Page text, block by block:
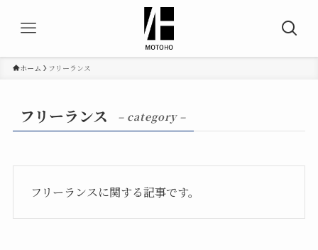
ホーム フリーランス
フリーランス – category –
フリーランスに関する記事です。